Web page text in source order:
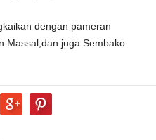
dengan pameran
Massal,dan juga Sembako